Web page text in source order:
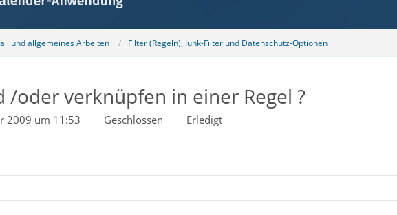
und allgemeines Arbeiten Filter (Regeln), Junk-Filter und Datenschutz-Optionen
/oder verknüpfen in einer Regel ?
2009 um 11:53 Geschlossen Erledigt